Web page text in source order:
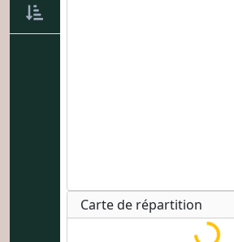
Carte de répartition